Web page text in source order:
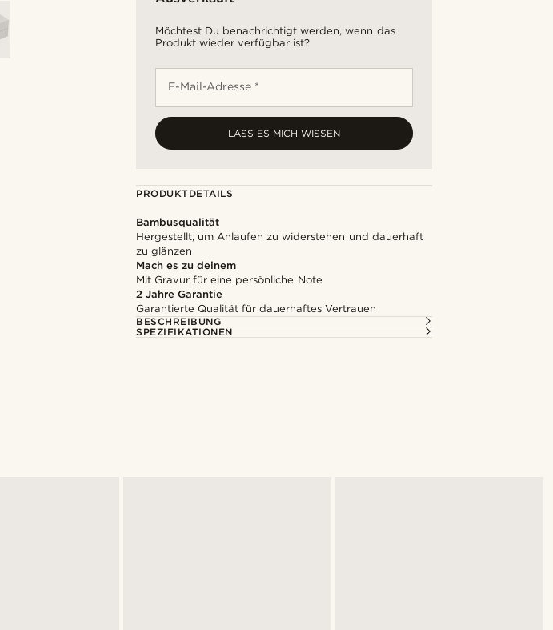
Möchtest Du benachrichtigt werden, wenn das
Produkt wieder verfügbar ist?
E-Mail-Adresse *
LASS ES MICH WISSEN
PRODUKTDETAILS
Bambusqualität
Hergestellt, um Anlaufen zu widerstehen und dauerhaft
zu glänzen
Mach es zu deinem
Mit Gravur für eine persönliche Note
2 Jahre Garantie
Garantierte Qualität für dauerhaftes Vertrauen
BESCHREIBUNG
SPEZIFIKATIONEN